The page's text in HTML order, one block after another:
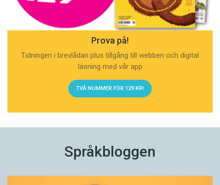
Prova på!
Tidningen i brevlådan plus tillgång till webben och digital
läsning med vår app
TVÅ NUMMER FÖR 129 KR!
Språkbloggen